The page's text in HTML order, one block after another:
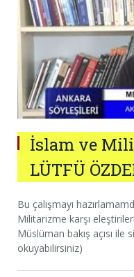
İslam ve
LÜTFÜ
Bu çalışmayı
Militarizme karşı
Müslüman bakış açısı ile
okuyabilirsiniz)